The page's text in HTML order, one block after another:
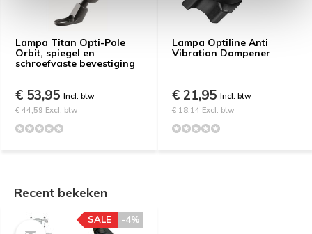
Lampa Titan Opti-Pole
Orbit, spiegel en
schroefvaste bevestiging
€ 53,95 Incl. btw
€ 44,59 Excl. btw
Lampa Optiline Anti
Vibration Dampener
€ 21,95 Incl. btw
€ 18,14 Excl. btw
Recent bekeken
-4%
SALE